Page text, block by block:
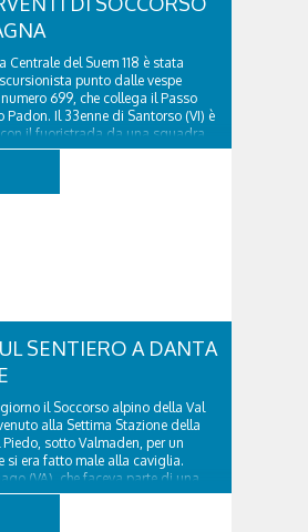
Centrale del Suem 118 è stata
punto dalle vespe
699, che collega il Passo
Padon. Il 33enne di Santorso (VI) è
il fuoristrada da una squadra
della Val Pettorina...
SENTIERO A DANTA
il Soccorso alpino della Val
alla Settima Stazione della
sotto Valmaden, per un
si era fatto male alla caviglia.
(VA), che faceva parte di una
riportato un trauma...